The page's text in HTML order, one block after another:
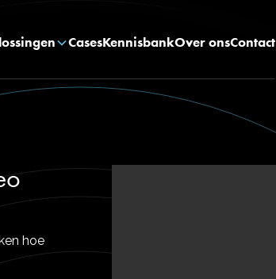
CasesKennisbankOver onsContact
hoe